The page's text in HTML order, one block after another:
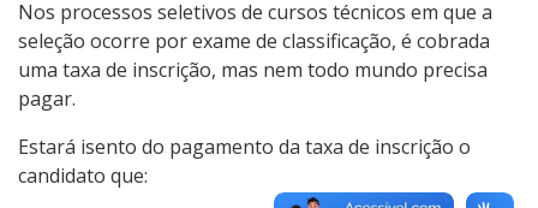
Nos processos seletivos de cursos técnicos em que a
seleção ocorre por exame de classificação, é cobrada
uma taxa de inscrição, mas nem todo mundo precisa
pagar.
Estará isento do pagamento da taxa de inscrição o
candidato que: